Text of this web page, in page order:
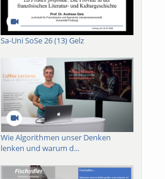
Sa-Uni SoSe 26 (13) Gelz
Wie Algorithmen unser Denken
lenken und warum d...